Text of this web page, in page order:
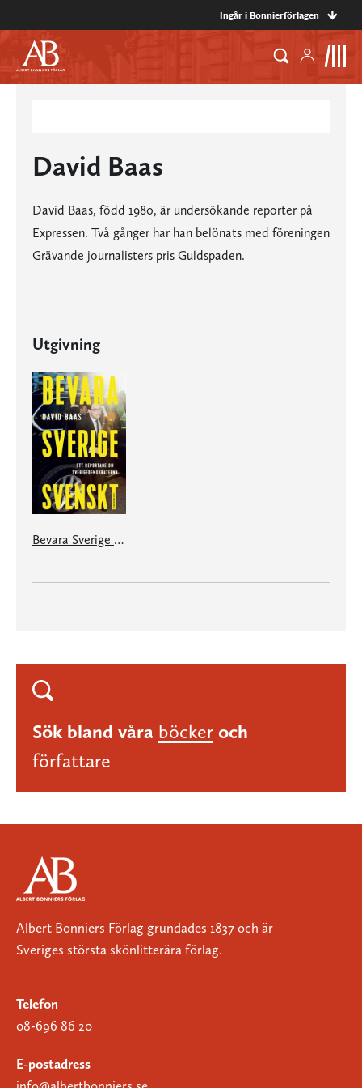
Ingår i Bonnierförlagen
David Baas
David Baas, född 1980, är undersökande reporter på
Expressen. Två gånger har han belönats med föreningen
Grävande journalisters pris Guldspaden.
Utgivning
Bevara Sverige svenskt
Sök bland våra böcker och
författare
Albert Bonniers Förlag grundades 1837 och är
Sveriges största skönlitterära förlag.
Telefon
08-696 86 20
E-postadress